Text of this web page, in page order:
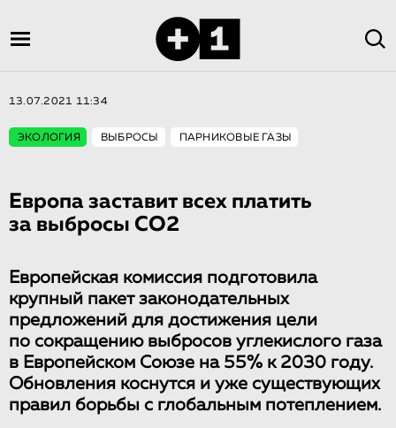
13.07.2021 11:34
ЭКОЛОГИЯ ВЫБРОСЫ ПАРНИКОВЫЕ ГАЗЫ
Европа заставит всех платить
за выбросы СО2
Европейская комиссия подготовила
крупный пакет законодательных
предложений для достижения цели
по сокращению выбросов углекислого газа
в Европейском Союзе на 55% к 2030 году.
Обновления коснутся и уже существующих
правил борьбы с глобальным потеплением.